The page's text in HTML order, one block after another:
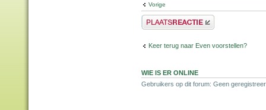
Vorige
Plaats een reactie
Keer terug naar Even voorstellen?
WIE IS ER ONLINE
Gebruikers op dit forum: Geen